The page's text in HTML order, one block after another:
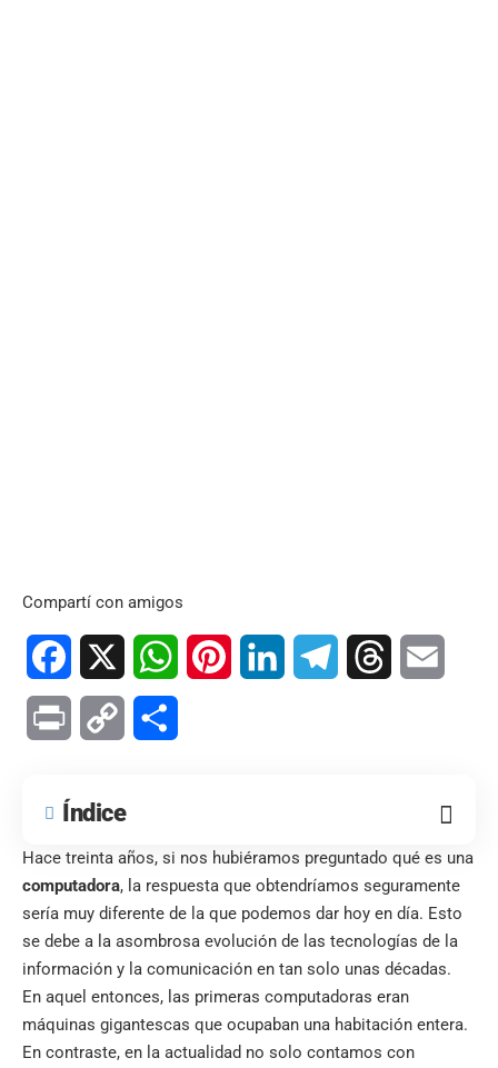
Compartí con amigos
Facebook WhatsAppPinterest LinkedIn TelegramThreads
Print Copy
Índice
Hace treinta años, si nos hubiéramos preguntado qué es una
computadora, la respuesta que obtendríamos seguramente
sería muy diferente de la que podemos dar hoy en día. Esto
se debe a la asombrosa evolución de las tecnologías de la
información y la comunicación en tan solo unas décadas.
En aquel entonces, las primeras computadoras eran
máquinas gigantescas que ocupaban una habitación entera.
En contraste, en la actualidad no solo contamos con